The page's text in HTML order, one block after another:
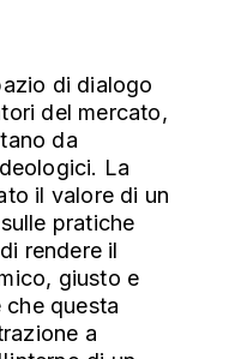
di dialogo
del mercato,
da
La
il valore di un
pratiche
rendere il
giusto e
questa
a